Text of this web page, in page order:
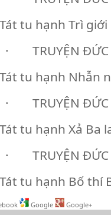
tu hạnh Trì
· TRUYỆN ĐỨC
tu hạnh Nhẫn
· TRUYỆN ĐỨC
tu hạnh Xả Ba
· TRUYỆN ĐỨC
tu hạnh Bố thí
Google Google+